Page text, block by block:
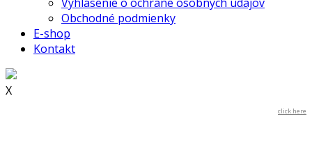
Obchodné podmienky
E-shop
Kontakt
X
click here